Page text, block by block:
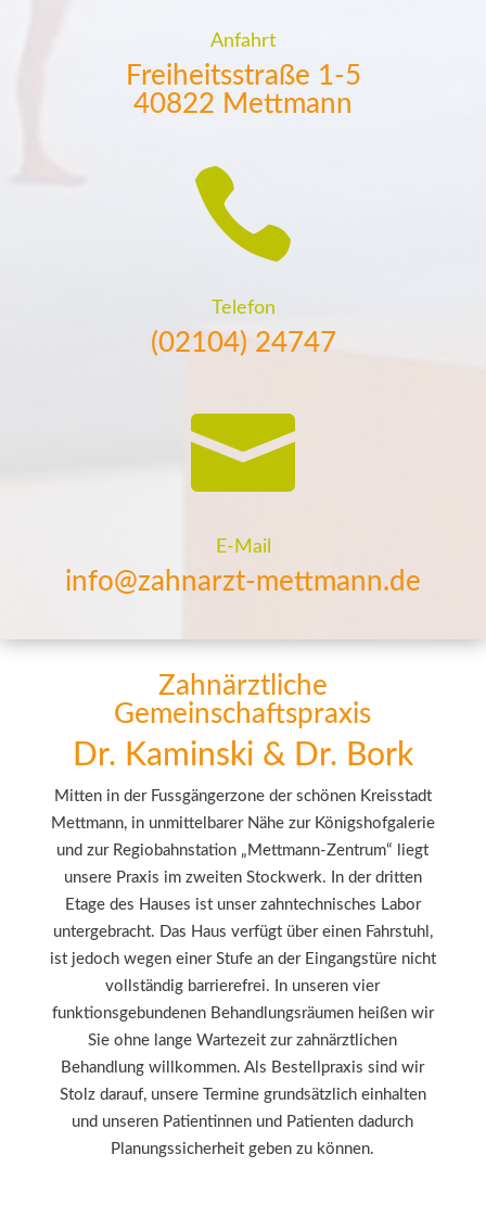
Anfahrt
Freiheitsstraße 1-5
40822 Mettmann

Telefon
(02104) 24747

E-Mail
info@zahnarzt-mettmann.de
Zahnärztliche
Gemeinschaftspraxis
Dr. Kaminski & Dr. Bork
Mitten in der Fussgängerzone der schönen Kreisstadt
Mettmann, in unmittelbarer Nähe zur Königshofgalerie
und zur Regiobahnstation „Mettmann-Zentrum“ liegt
unsere Praxis im zweiten Stockwerk. In der dritten
Etage des Hauses ist unser zahntechnisches Labor
untergebracht. Das Haus verfügt über einen Fahrstuhl,
ist jedoch wegen einer Stufe an der Eingangstüre nicht
vollständig barrierefrei. In unseren vier
funktionsgebundenen Behandlungsräumen heißen wir
Sie ohne lange Wartezeit zur zahnärztlichen
Behandlung willkommen. Als Bestellpraxis sind wir
Stolz darauf, unsere Termine grundsätzlich einhalten
und unseren Patientinnen und Patienten dadurch
Planungssicherheit geben zu können.